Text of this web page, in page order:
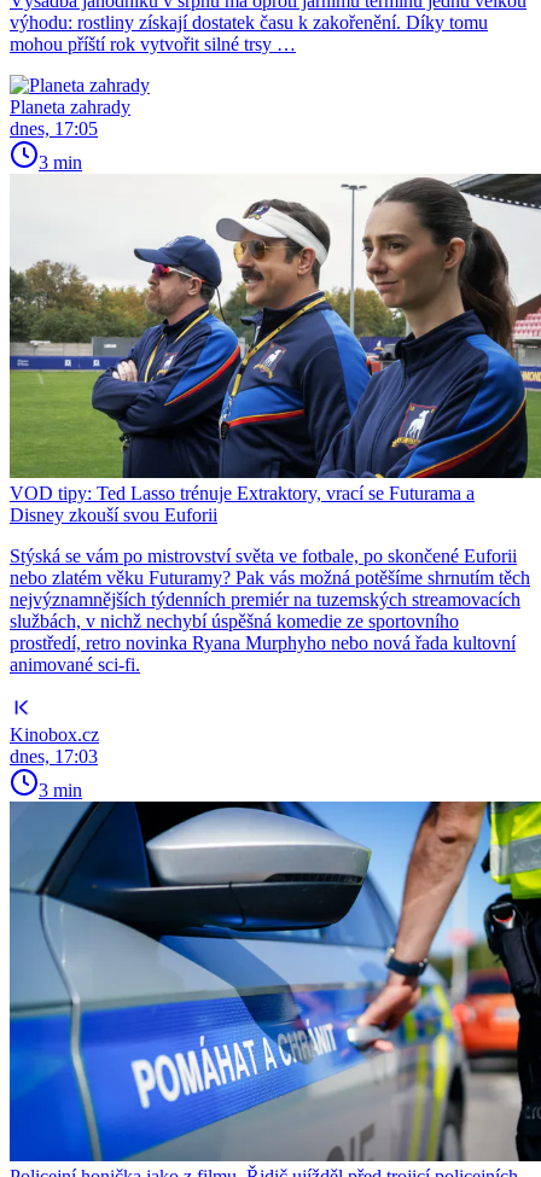
výhodu: rostliny získají dostatek času k zakořenění. Díky tomu
mohou příští rok vytvořit silné trsy …
Planeta zahrady
dnes, 17:05
3 min
VOD tipy: Ted Lasso trénuje Extraktory, vrací se Futurama a
Disney zkouší svou Euforii
Stýská se vám po mistrovství světa ve fotbale, po skončené Euforii
nebo zlatém věku Futuramy? Pak vás možná potěšíme shrnutím těch
nejvýznamnějších týdenních premiér na tuzemských streamovacích
službách, v nichž nechybí úspěšná komedie ze sportovního
prostředí, retro novinka Ryana Murphyho nebo nová řada kultovní
animované sci-fi.
Kinobox.cz
dnes, 17:03
3 min